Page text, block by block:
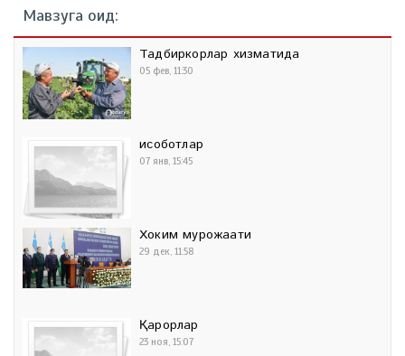
Мавзуга оид:
Тадбиркорлар хизматида
05 фев, 11:30
Ҳисоботлар
07 янв, 15:45
Хоким мурожаати
29 дек, 11:58
Қарорлар
23 ноя, 15:07